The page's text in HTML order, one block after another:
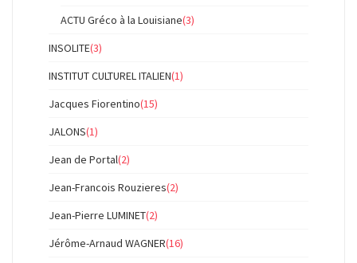
ACTU Gréco à la Louisiane(3)
INSOLITE(3)
INSTITUT CULTUREL ITALIEN(1)
Jacques Fiorentino(15)
JALONS(1)
Jean de Portal(2)
Jean-Francois Rouzieres(2)
Jean-Pierre LUMINET(2)
Jérôme-Arnaud WAGNER(16)